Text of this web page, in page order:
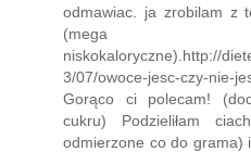
odmawiac. ja zrobilam z
(mega
niskokaloryczne).http://
3/07/owoce-jesc-czy-nie-
Gorąco ci polecam!
cukru) Podzieliłam
odmierzone co do grama)